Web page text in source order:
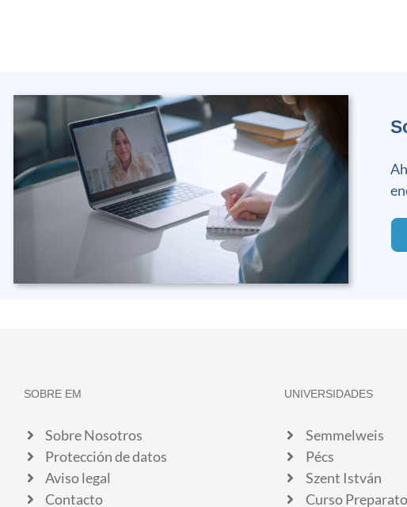
SOBRE EM
Sobre Nosotros
Protección de datos
Aviso legal
Contacto
UNIVERSIDADES
Semmelweis
Pécs
Szent István
Curso